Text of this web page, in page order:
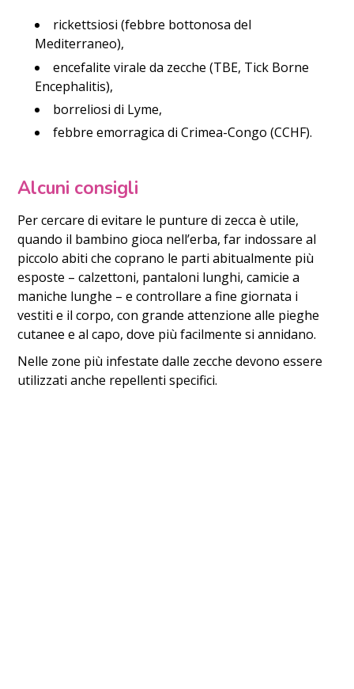
rickettsiosi (febbre bottonosa del
Mediterraneo),
encefalite virale da zecche (TBE, Tick Borne
Encephalitis),
borreliosi di Lyme,
febbre emorragica di Crimea-Congo (CCHF).
Alcuni consigli
Per cercare di evitare le punture di zecca è utile,
quando il bambino gioca nell’erba, far indossare al
piccolo abiti che coprano le parti abitualmente più
esposte – calzettoni, pantaloni lunghi, camicie a
maniche lunghe – e controllare a fine giornata i
vestiti e il corpo, con grande attenzione alle pieghe
cutanee e al capo, dove più facilmente si annidano.
Nelle zone più infestate dalle zecche devono essere
utilizzati anche repellenti specifici.